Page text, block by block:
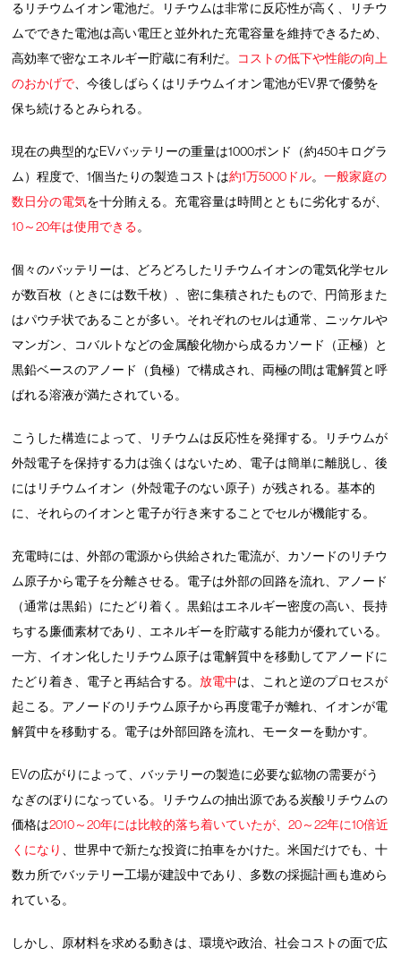
るリチウムイオン電池だ。リチウムは非常に反応性が高く、リチウ
ムでできた電池は高い電圧と並外れた充電容量を維持できるため、
高効率で密なエネルギー貯蔵に有利だ。 コストの低下や性能の向上
のおかげで 、今後しばらくはリチウムイオン電池がEV界で優勢を
保ち続けるとみられる。
現在の典型的なEVバッテリーの重量は1000ポンド（約450キログラ
ム）程度で、1個当たりの製造コストは約1万5000ドル。一般家庭の
数日分の電気を十分賄える。充電容量は時間とともに劣化するが、
10～20年は使用できる。
個々のバッテリーは、どろどろしたリチウムイオンの電気化学セル
が数百枚（ときには数千枚）、密に集積されたもので、円筒形また
はパウチ状であることが多い。それぞれのセルは通常、ニッケルや
マンガン、コバルトなどの金属酸化物から成るカソード（正極）と
黒鉛ベースのアノード（負極）で構成され、両極の間は電解質と呼
ばれる溶液が満たされている。
こうした構造によって、リチウムは反応性を発揮する。リチウムが
外殻電子を保持する力は強くはないため、電子は簡単に離脱し、後
にはリチウムイオン（外殻電子のない原子）が残される。基本的
に、それらのイオンと電子が行き来することでセルが機能する。
充電時には、外部の電源から供給された電流が、カソードのリチウ
ム原子から電子を分離させる。電子は外部の回路を流れ、アノード
（通常は黒鉛）にたどり着く。黒鉛はエネルギー密度の高い、長持
ちする廉価素材であり、エネルギーを貯蔵する能力が優れている。
一方、イオン化したリチウム原子は電解質中を移動してアノードに
たどり着き、電子と再結合する。放電中は、これと逆のプロセスが
起こる。アノードのリチウム原子から再度電子が離れ、イオンが電
解質中を移動する。電子は外部回路を流れ、モーターを動かす。
EVの広がりによって、バッテリーの製造に必要な鉱物の需要がう
なぎのぼりになっている。リチウムの抽出源である炭酸リチウムの
価格は2010～20年には比較的落ち着いていたが、20～22年に10倍近
くになり
、世界中で新たな投資に拍車をかけた。米国だけでも、十
数カ所でバッテリー工場が建設中であり、多数の採掘計画も進めら
れている。
しかし、原材料を求める動きは、環境や政治、社会コストの面で広